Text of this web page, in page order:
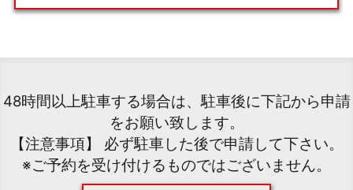
48時間以上駐車する場合は、駐車後に下記から申請
をお願い致します。
【注意事項】 必ず駐車した後で申請して下さい。
※ご予約を受け付けるものではございません。